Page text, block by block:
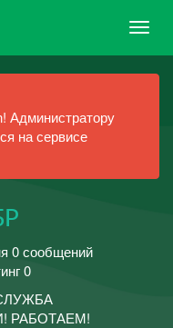
Администратору
на сервисе
0 сообщений
0
РАБОТАЕМ!